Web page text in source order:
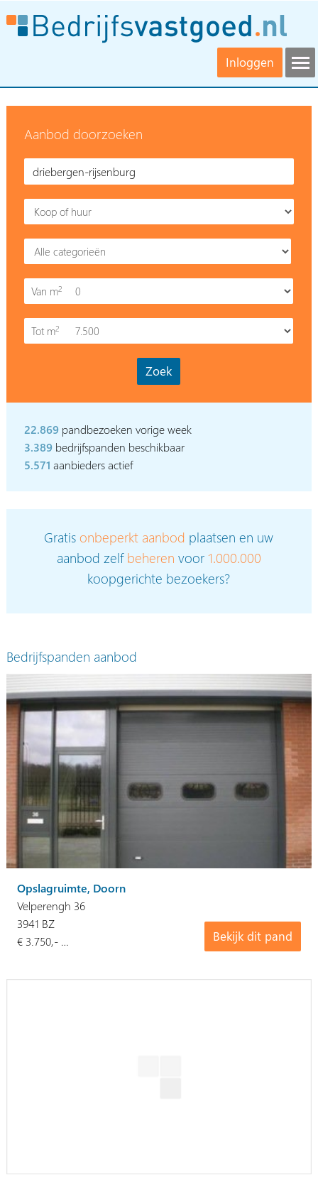
Inloggen
Aanbod doorzoeken
Van m2
Tot m2
22.869 pandbezoeken vorige week
3.389 bedrijfspanden beschikbaar
5.571 aanbieders actief
Gratisonbeperkt aanbod plaatsen en uw
aanbod zelf beheren voor 1.000.000
koopgerichte bezoekers?
Bedrijfspanden aanbod
Opslagruimte, Doorn
Velperengh 36
Bekijk dit pand
3941 BZ
€ 3.750,- …